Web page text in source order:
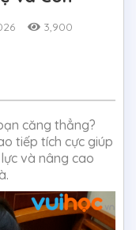
3,900
căng thẳng?
tiếp tích cực giúp
và nâng cao